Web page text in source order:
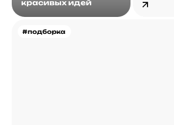
красивых идей
#подборка